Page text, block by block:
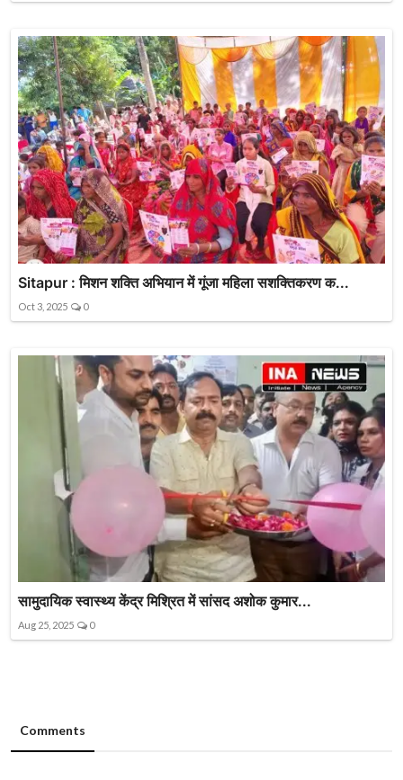
Sitapur : मिशन शक्ति अभियान में गूंजा महिला सशक्तिकरण क...
Oct 3, 2025 0
सामुदायिक स्वास्थ्य केंद्र मिश्रित में सांसद अशोक कुमार...
Aug 25, 2025 0
Comments